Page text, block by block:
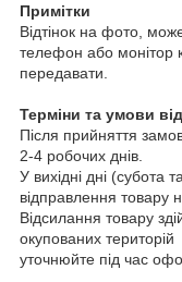
Примітки
Відтінок на фото,
телефон або монітор
передавати.
Терміни та умови
Після прийняття
2-4 робочих днів.
У вихідні дні (субота
відправлення товару
Відсилання товару
окупованих територій
уточнюйте під час